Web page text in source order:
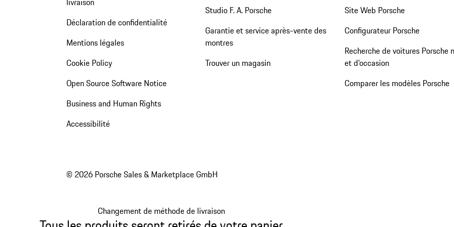
Déclaration de confidentialité
Mentions légales
Cookie Policy
Open Source Software Notice
Business and Human Rights
Accessibilité
Studio F. A. Porsche
Garantie et service après-vente des
montres
Trouver un magasin
Site Web Porsche
Configurateur Porsche
Recherche de voitures Porsche
et d'occasion
Comparer les modèles Porsche
© 2026 Porsche Sales & Marketplace GmbH
Changement de méthode de livraison